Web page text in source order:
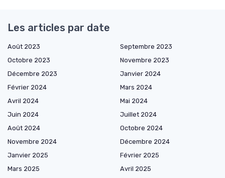
Les articles par date
Août 2023
Septembre 2023
Octobre 2023
Novembre 2023
Décembre 2023
Janvier 2024
Février 2024
Mars 2024
Avril 2024
Mai 2024
Juin 2024
Juillet 2024
Août 2024
Octobre 2024
Novembre 2024
Décembre 2024
Janvier 2025
Février 2025
Mars 2025
Avril 2025